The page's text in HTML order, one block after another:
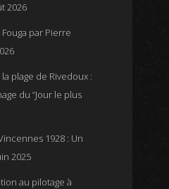
2026
Fouga par Pierre
plage de Rivedoux :
du “Jour le plus
1928 : Un
2025
au pilotage à